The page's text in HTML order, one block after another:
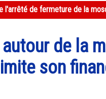
l'arrêté de fermeture de la
de la
son